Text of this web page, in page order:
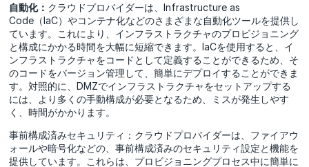
自動化： クラウドプロバイダーは、Infrastructure as
Code（IaC）やコンテナ化などのさまざまな自動化ツールを提供し
ています。これにより、インフラストラクチャのプロビジョニング
と構成にかかる時間を大幅に短縮できます。IaCを使用すると、イ
ンフラストラクチャをコードとして定義することができるため、そ
のコードをバージョン管理して、簡単にデプロイすることができま
す。対照的に、DMZでインフラストラクチャをセットアップする
には、より多くの手動構成が必要となるため、ミスが発生しやす
く、時間がかかります。
事前構成済みセキュリティ：クラウドプロバイダーは、ファイアウ
ォールや暗号化などの、事前構成済みのセキュリティ設定と機能を
提供しています。これらは、プロビジョニングプロセス中に簡単に